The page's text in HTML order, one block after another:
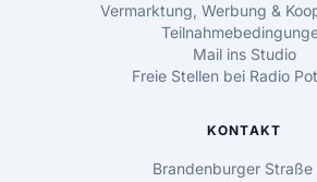
Vermarktung, Werbung &
Mail ins Studio
Freie Stellen bei Radio
KONTAKT
Brandenburger Straße